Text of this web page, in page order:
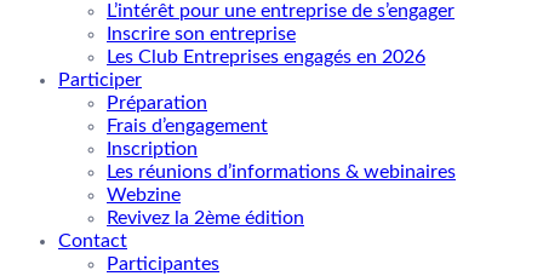
L’intérêt pour une entreprise de s’engager
Inscrire son entreprise
Les Club Entreprises engagés en 2026
Participer
Préparation
Frais d’engagement
Inscription
Les réunions d’informations & webinaires
Webzine
Revivez la 2ème édition
Contact
Participantes